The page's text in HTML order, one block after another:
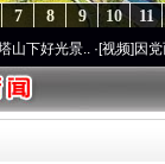
11
10
9
8
7
景..·[视频]因党而生 为